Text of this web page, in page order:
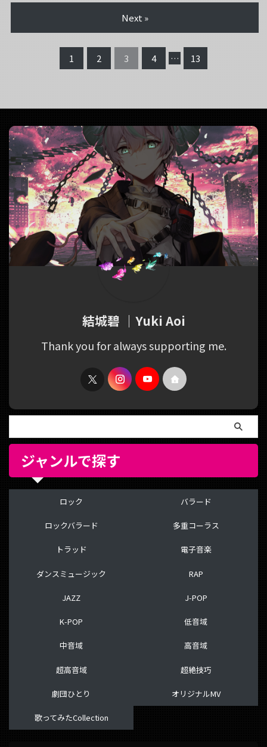
1 2 3 4 … 13
Next »
結城碧 ｜Yuki Aoi
Thank you for always supporting me.
ジャンルで探す
ロック
ロックバラード
トラッド
ダンスミュージック
JAZZ
K-POP
中音域
超高音域
劇団ひとり
歌ってみたCollection
バラード
多重コーラス
電子音楽
RAP
J-POP
低音域
高音域
超絶技巧
オリジナルMV